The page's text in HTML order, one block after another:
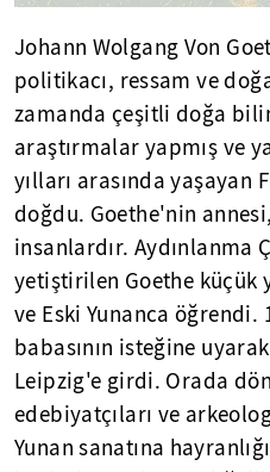
Johann Wolgang Von
politikacı, ressam ve
zamanda çeşitli doğa
araştırmalar yapmış ve
yılları arasında yaşayan
doğdu. Goethe'nin
insanlardır. Aydınlanma
yetiştirilen Goethe küçük
ve Eski Yunanca öğrendi.
babasının isteğine
Leipzig'e girdi. Orada
edebiyatçıları ve
Yunan sanatına